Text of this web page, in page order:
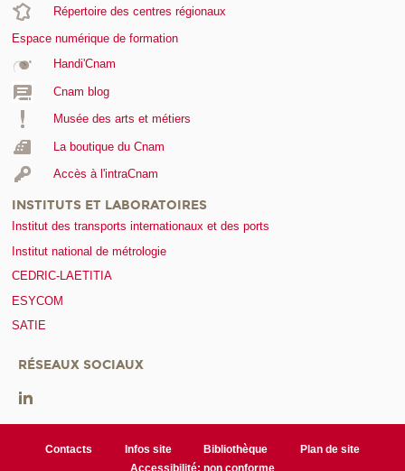
Répertoire des centres régionaux
Espace numérique de formation
Handi'Cnam
Cnam blog
Musée des arts et métiers
La boutique du Cnam
Accès à l'intraCnam
INSTITUTS ET LABORATOIRES
Institut des transports internationaux et des ports
Institut national de métrologie
CEDRIC-LAETITIA
ESYCOM
SATIE
RÉSEAUX SOCIAUX
Contacts Infos site Bibliothèque
Plan de site
Accessibilité: non conforme